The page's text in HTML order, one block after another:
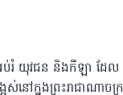
ប់រំ យុវជន និងកីឡា ដែល
ស់នៅក្នុងព្រះរាជាណាចក្រ